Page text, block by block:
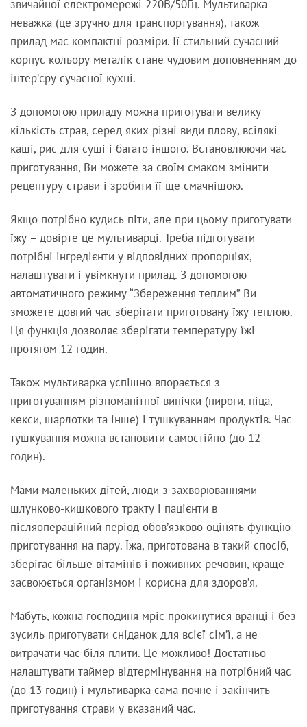
звичайної електромережі 220В/50Гц. Мультиварка
неважка (це зручно для транспортування), також
прилад має компактні розміри. Її стильний сучасний
корпус кольору металік стане чудовим доповненням до
інтер’єру сучасної кухні.
З допомогою приладу можна приготувати велику
кількість страв, серед яких різні види плову, всілякі
каші, рис для суші і багато іншого. Встановлюючи час
приготування, Ви можете за своїм смаком змінити
рецептуру страви і зробити її ще смачнішою.
Якщо потрібно кудись піти, але при цьому приготувати
їжу – довірте це мультиварці. Треба підготувати
потрібні інгредієнти у відповідних пропорціях,
налаштувати і увімкнути прилад. З допомогою
автоматичного режиму “Збереження теплим” Ви
зможете довгий час зберігати приготовану їжу теплою.
Ця функція дозволяє зберігати температуру їжі
протягом 12 годин.
Також мультиварка успішно впорається з
приготуванням різноманітної випічки (пироги, піца,
кекси, шарлотки та інше) і тушкуванням продуктів. Час
тушкування можна встановити самостійно (до 12
годин).
Мами маленьких дітей, люди з захворюваннями
шлунково-кишкового тракту і пацієнти в
післяопераційний період обов’язково оцінять функцію
приготування на пару. Їжа, приготована в такий спосіб,
зберігає більше вітамінів і поживних речовин, краще
засвоюється організмом і корисна для здоров’я.
Мабуть, кожна господиня мріє прокинутися вранці і без
зусиль приготувати сніданок для всієї сім’ї, а не
витрачати час біля плити. Це можливо! Достатньо
налаштувати таймер відтермінування на потрібний час
(до 13 годин) і мультиварка сама почне і закінчить
приготування страви у вказаний час.